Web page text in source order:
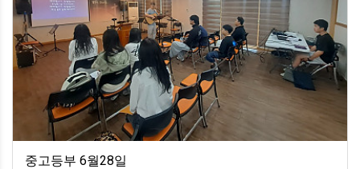
중고등부 6월28일